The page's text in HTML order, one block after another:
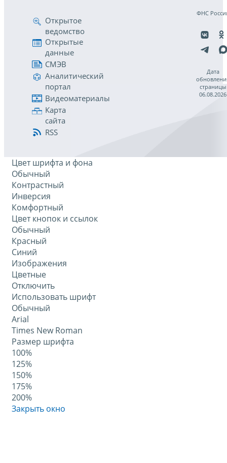
Открытое
ведомство
Открытые
данные
СМЭВ
Аналитический
портал
Видеоматериалы
Карта
сайта
RSS
ФНС
Дата
страницы
06.08.2026
Цвет шрифта и фона
Обычный
Контрастный
Инверсия
Комфортный
Цвет кнопок и ссылок
Обычный
Красный
Синий
Изображения
Цветные
Отключить
Использовать шрифт
Обычный
Arial
Times New Roman
Размер шрифта
100%
125%
150%
175%
200%
Закрыть окно